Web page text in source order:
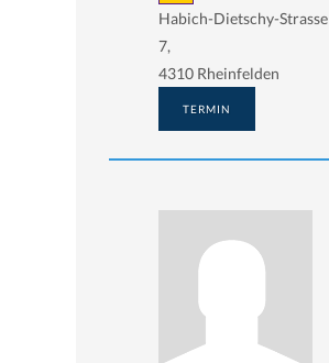
Habich-Dietschy-Strasse
7,
4310 Rheinfelden
TERMIN